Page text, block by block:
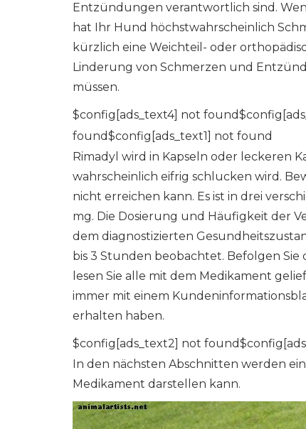
Entzündungen verantwortlich sind.
hat Ihr Hund höchstwahrscheinlich
kürzlich eine Weichteil- oder
Linderung von Schmerzen und
müssen.
$config[ads_text4] not
found$config[ads_text1] not found
Rimadyl wird in Kapseln oder leckeren
wahrscheinlich eifrig schlucken wird.
nicht erreichen kann. Es ist in drei
mg. Die Dosierung und Häufigkeit der
dem diagnostizierten
bis 3 Stunden beobachtet. Befolgen
lesen Sie alle mit dem Medikament
immer mit einem
erhalten haben.
$config[ads_text2] not
In den nächsten Abschnitten werden
Medikament darstellen kann.